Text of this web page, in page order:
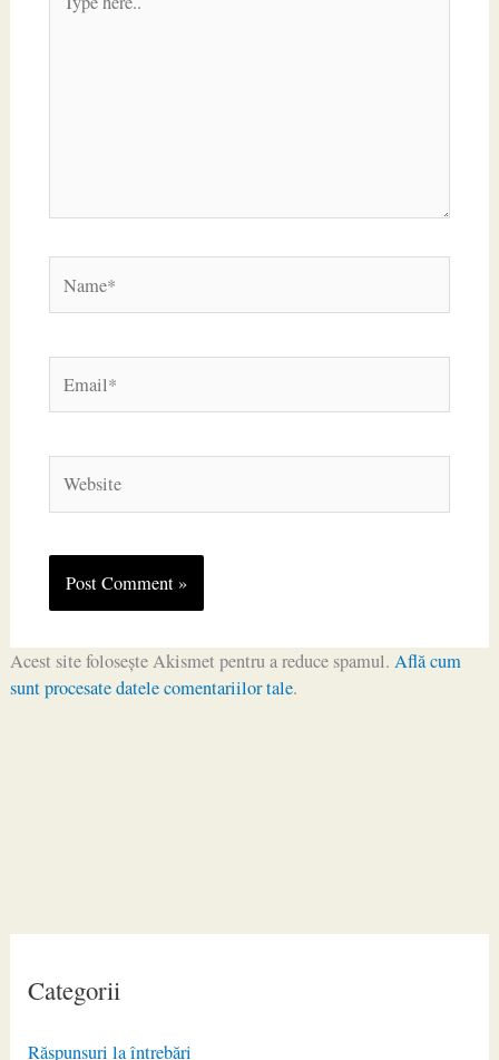
Categorii
Răspunsuri la întrebări
here..
Acest site folosește Akismet pentru a reduce spamul. Află cum
sunt procesate datele comentariilor tale.